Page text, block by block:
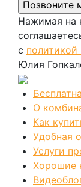
Нажимая на
с политикой
Юлия
О
Как
Удобная
Услуги
Хорошие